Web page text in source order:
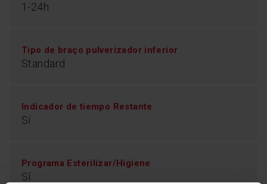
1-24h
Tipo de braço pulverizador inferior
Standard
Indicador de tiempo Restante
Sí
Programa Esterilizar/Higiene
Sí